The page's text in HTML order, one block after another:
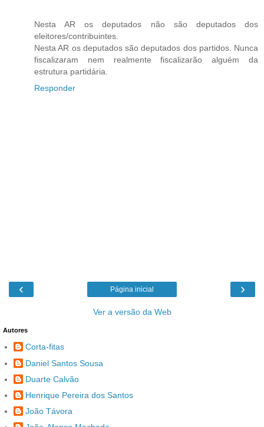
Nesta AR os deputados não são deputados dos
eleitores/contribuintes.
Nesta AR os deputados são deputados dos partidos. Nunca
fiscalizaram nem realmente fiscalizarão alguém da
estrutura partidária.
Responder
‹ ›
Página inicial
Ver a versão da Web
Autores
Corta-fitas
Daniel Santos Sousa
Duarte Calvão
Henrique Pereira dos Santos
João Távora